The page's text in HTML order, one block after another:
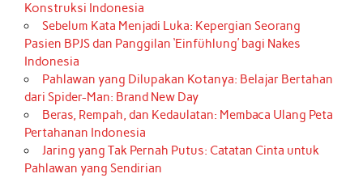
Konstruksi Indonesia
Sebelum Kata Menjadi Luka: Kepergian Seorang
Pasien BPJS dan Panggilan ‘Einfühlung’ bagi Nakes
Indonesia
Pahlawan yang Dilupakan Kotanya: Belajar Bertahan
dari Spider-Man: Brand New Day
Beras, Rempah, dan Kedaulatan: Membaca Ulang Peta
Pertahanan Indonesia
Jaring yang Tak Pernah Putus: Catatan Cinta untuk
Pahlawan yang Sendirian